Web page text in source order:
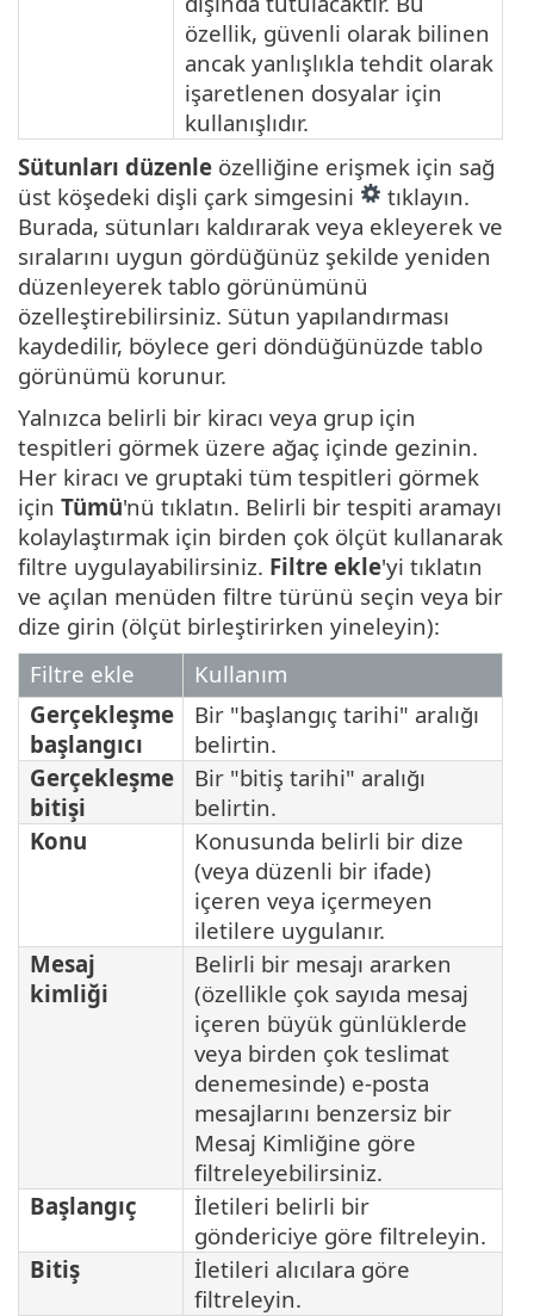
özellik, güvenli olarak bilinen
ancak yanlışlıkla tehdit olarak
işaretlenen dosyalar için
kullanışlıdır.
Sütunları düzenle özelliğine erişmek için sağ
üst köşedeki dişli çark simgesini
tıklayın.
Burada, sütunları kaldırarak veya ekleyerek ve
sıralarını uygun gördüğünüz şekilde yeniden
düzenleyerek tablo görünümünü
özelleştirebilirsiniz. Sütun yapılandırması
kaydedilir, böylece geri döndüğünüzde tablo
görünümü korunur.
Yalnızca belirli bir kiracı veya grup için
tespitleri görmek üzere ağaç içinde gezinin.
Her kiracı ve gruptaki tüm tespitleri görmek
için Tümü'nü tıklatın. Belirli bir tespiti aramayı
kolaylaştırmak için birden çok ölçüt kullanarak
filtre uygulayabilirsiniz. Filtre ekle'yi tıklatın
ve açılan menüden filtre türünü seçin veya bir
dize girin (ölçüt birleştirirken yineleyin):
Filtre ekle
Kullanım
Gerçekleşme
başlangıcı
Bir "başlangıç tarihi" aralığı
belirtin.
Gerçekleşme
bitişi
Bir "bitiş tarihi" aralığı
belirtin.
Konu
Konusunda belirli bir dize
(veya düzenli bir ifade)
içeren veya içermeyen
iletilere uygulanır.
Mesaj
kimliği
Belirli bir mesajı ararken
(özellikle çok sayıda mesaj
içeren büyük günlüklerde
veya birden çok teslimat
denemesinde) e-posta
mesajlarını benzersiz bir
Mesaj Kimliğine göre
filtreleyebilirsiniz.
Başlangıç
İletileri belirli bir
göndericiye göre filtreleyin.
Bitiş
İletileri alıcılara göre
filtreleyin.